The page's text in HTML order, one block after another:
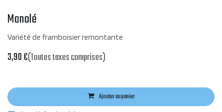
Manolé
Variété de framboisier remontante
3,90€(Toutes taxes comprises)
Ajouter au panier